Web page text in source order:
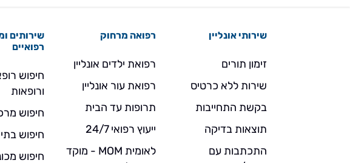
שירותי אונליין
זימון תורים
שירות ללא כרטיס
בקשת התחייבות
תוצאות בדיקה
התכתבות עם
רפואה מרחוק
רפואת ילדים אונליין
רפואת עור אונליין
תרופות עד הבית
ייעוץ רפואי 24/7
לאומית MOM - מוקד
שירותים
רפואיים
חיפוש
ורופאות
חיפוש
חיפוש
חיפוש